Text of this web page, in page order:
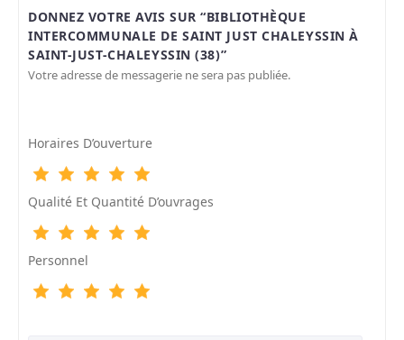
DONNEZ VOTRE AVIS SUR “BIBLIOTHÈQUE
INTERCOMMUNALE DE SAINT JUST CHALEYSSIN À
SAINT-JUST-CHALEYSSIN (38)”
Votre adresse de messagerie ne sera pas publiée.
Horaires D’ouverture
Qualité Et Quantité D’ouvrages
Personnel